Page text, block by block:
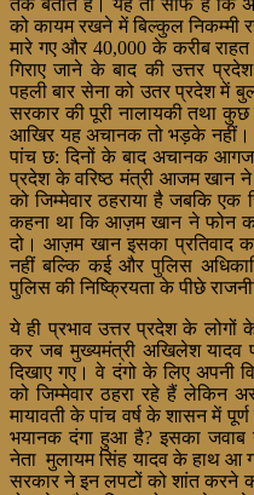
को कायम रखने में बिल्कुल निकम्मी
मारे गए और 40,000 के करीब राहत
गिराए जाने के बाद की उत्तर
पहली बार सेना को उतर प्रदेश में
सरकार की पूरी नालायकी तथा कुछ
आखिर यह अचानक तो भड़के नहीं।
पांच छ: दिनों के बाद अचानक
प्रदेश के वरिष्ठ मंत्री आजम खान
को जिम्मेवार ठहराया है जबकि
कहना था कि आज़म खान ने फोन
दो। आज़म खान इसका
नहीं बल्कि कई और पुलिस
पुलिस की निष्क्रियता के पीछे
ये ही प्रभाव उत्तर प्रदेश के
कर जब मुख्यमंत्री अखिलेश यादव
दिखाए गए। वे दंगो के लिए अपनी
को जिम्मेवार ठहरा रहे हैं लेकिन
मायावती के पांच वर्ष के शासन में
भयानक दंगा हुआ है? इसका
नेता मुलायम सिंह यादव के हाथ आ
सरकार ने इन लपटों को शांत करने